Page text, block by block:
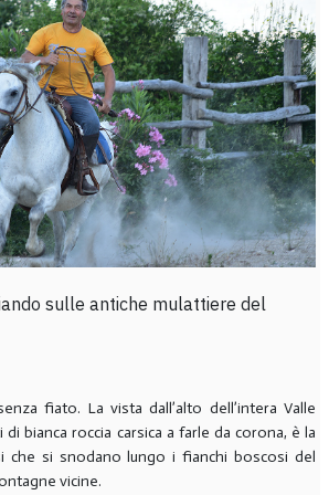
sulle antiche mulattiere del
fiato. La vista dall’alto dell’intera Valle
bianca roccia carsica a farle da corona, è la
che si snodano lungo i fianchi boscosi del
vicine.